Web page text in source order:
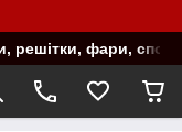
решітки, фари,